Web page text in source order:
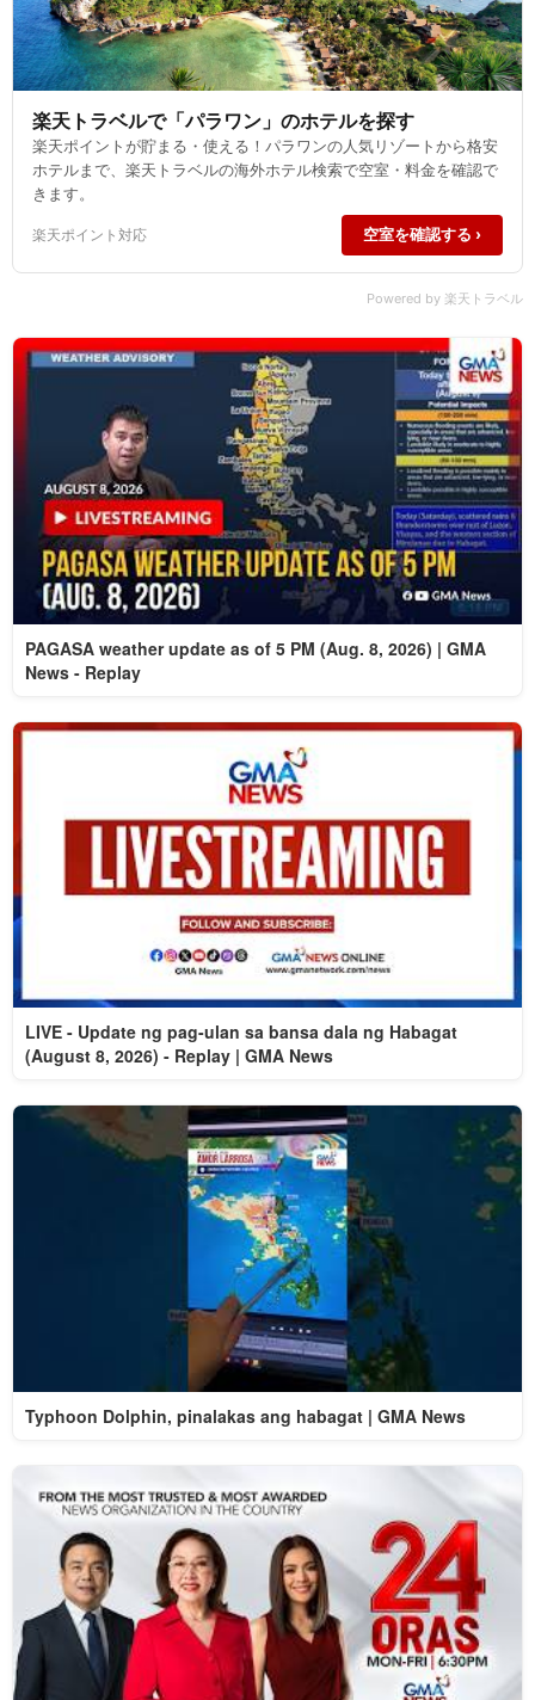
楽天トラベルで「パラワン」のホテルを探す
楽天ポイントが貯まる・使える！パラワンの人気リゾートから格安
ホテルまで、楽天トラベルの海外ホテル検索で空室・料金を確認で
きます。
楽天ポイント対応 空室を確認する ›
Powered by 楽天トラベル
PAGASA weather update as of 5 PM (Aug. 8, 2026) | GMA
News - Replay
LIVE - Update ng pag-ulan sa bansa dala ng Habagat
(August 8, 2026) - Replay | GMA News
Typhoon Dolphin, pinalakas ang habagat | GMA News